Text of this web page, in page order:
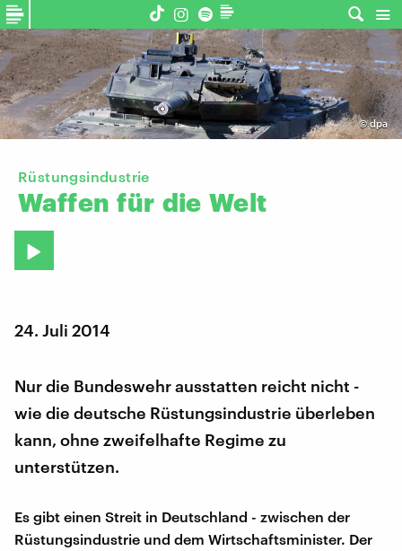
©dpa
Rüstungsindustrie
Waffen für die Welt
24. Juli 2014
Nur die Bundeswehr ausstatten reicht nicht -
wie die deutsche Rüstungsindustrie überleben
kann, ohne zweifelhafte Regime zu
unterstützen.
Es gibt einen Streit in Deutschland - zwischen der
Rüstungsindustrie und dem Wirtschaftsminister. Der